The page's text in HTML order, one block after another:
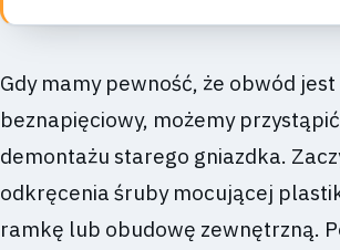
Gdy mamy pewność, że obwód jest
beznapięciowy, możemy
demontażu starego gniazdka.
odkręcenia śruby mocującej
ramkę lub obudowę zewnętrzną.